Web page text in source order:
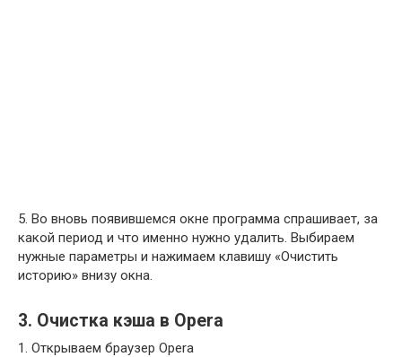
5. Во вновь появившемся окне программа спрашивает, за
какой период и что именно нужно удалить. Выбираем
нужные параметры и нажимаем клавишу «Очистить
историю» внизу окна.
3. Очистка кэша в Opera
1. Открываем браузер Opera